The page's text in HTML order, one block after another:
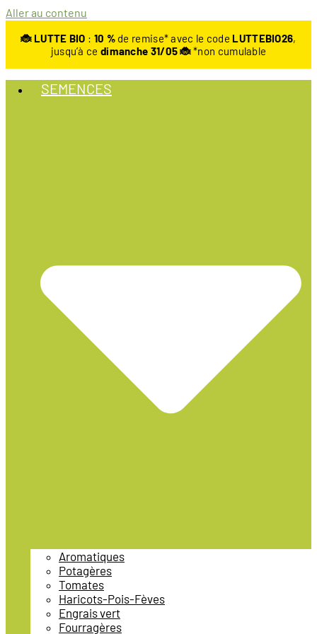
Aller au contenu
🐞 LUTTE BIO : 10 %de remise* avec le code LUTTEBIO26,
jusqu’à ce dimanche 31/05 🐞*non cumulable
SEMENCES
Aromatiques
Potagères
Tomates
Haricots-Pois-Fèves
Engrais vert
Fourragères